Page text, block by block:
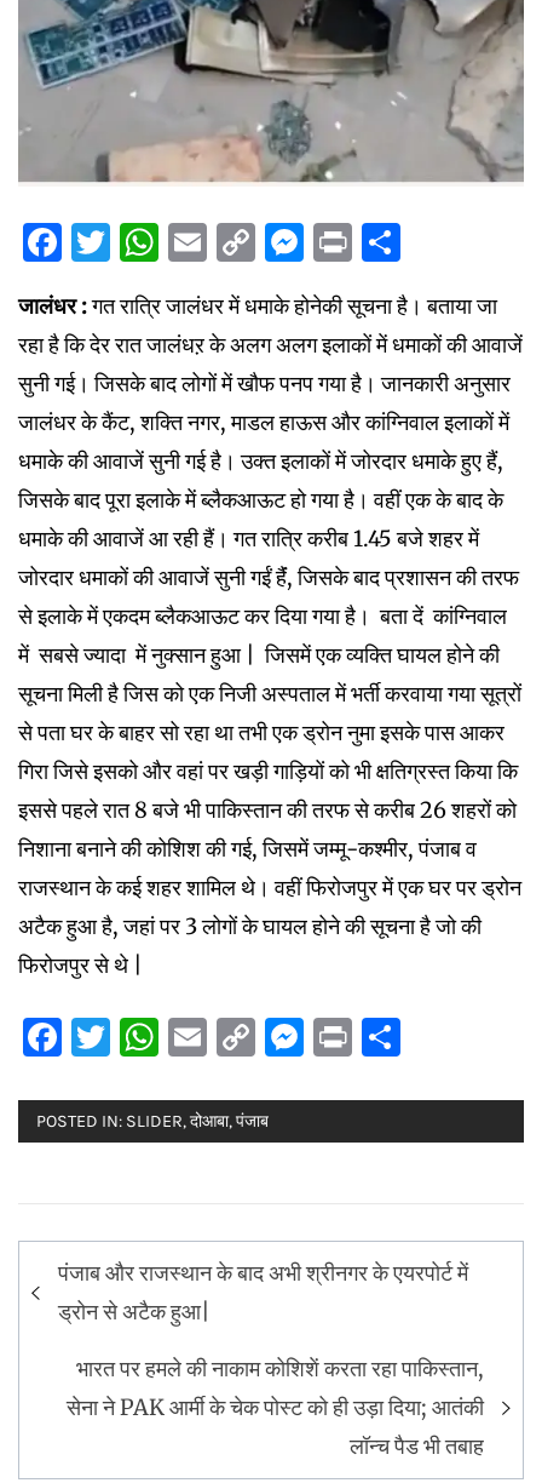
Facebook
Twitter
WhatsApp
Email
Copy
Link
Messenger
Print
जालंधर :गत रात्रि जालंधर में धमाके होनेकी सूचना है। बताया जा
रहा है कि देर रात जालंधऱ के अलग अलग इलाकों में धमाकों की आवाजें
सुनी गई। जिसके बाद लोगों में खौफ पनप गया है। जानकारी अनुसार
जालंधर के कैंट, शक्ति नगर, माडल हाऊस और कांग्निवाल इलाकों में
धमाके की आवाजें सुनी गई है। उक्त इलाकों में जोरदार धमाके हुए हैं,
जिसके बाद पूरा इलाके में ब्लैकआऊट हो गया है। वहीं एक के बाद के
धमाके की आवाजें आ रही हैं। गत रात्रि करीब 1.45 बजे शहर में
जोरदार धमाकों की आवाजें सुनी गईं हैंं, जिसके बाद प्रशासन की तरफ
से इलाके में एकदम ब्लैकआऊट कर दिया गया है। बता दें कांग्निवाल
में सबसे ज्यादा में नुक्सान हुआ | जिसमें एक व्यक्ति घायल होने की
सूचना मिली है जिस को एक निजी अस्पताल में भर्ती करवाया गया सूत्रों
से पता घर के बाहर सो रहा था तभी एक ड्रोन नुमा इसके पास आकर
गिरा जिसे इसको और वहां पर खड़ी गाड़ियों को भी क्षतिग्रस्त किया कि
इससे पहले रात 8 बजे भी पाकिस्तान की तरफ से करीब 26 शहरों को
निशाना बनाने की कोशिश की गई, जिसमें जम्मू-कश्मीर, पंजाब व
राजस्थान के कई शहर शामिल थे। वहीं फिरोजपुर में एक घर पर ड्रोन
अटैक हुआ है, जहां पर 3 लोगों के घायल होने की सूचना है जो की
फिरोजपुर से थे |
Facebook
Twitter
WhatsApp
Email
CopyMessenger
Print
POSTED IN: SLIDER,दोआबा,पंजाब
Post
navigation
पंजाब और राजस्थान के बाद अभी श्रीनगर के एयरपोर्ट में
ड्रोन से अटैक हुआ|
भारत पर हमले की नाकाम कोशिशें करता रहा पाकिस्तान,
सेना ने PAK आर्मी के चेक पोस्ट को ही उड़ा दिया; आतंकी
लॉन्च पैड भी तबाह